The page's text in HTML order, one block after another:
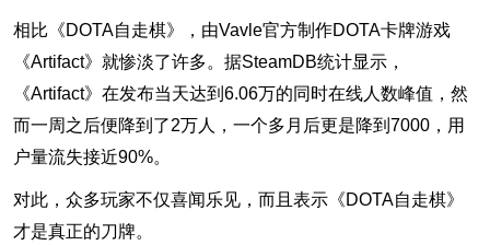
相比《DOTA自走棋》，由Vavle官方制作DOTA卡牌游戏
《Artifact》就惨淡了许多。据SteamDB统计显示，
《Artifact》在发布当天达到6.06万的同时在线人数峰值，然
而一周之后便降到了2万人，一个多月后更是降到7000，用
户量流失接近90%。
对此，众多玩家不仅喜闻乐见，而且表示《DOTA自走棋》
才是真正的刀牌。